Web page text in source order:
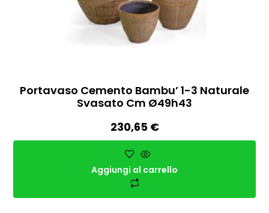
Portavaso Cemento Bambu’ 1-3 Naturale
Svasato Cm Ø49h43
230,65 €
Aggiungi al carrello